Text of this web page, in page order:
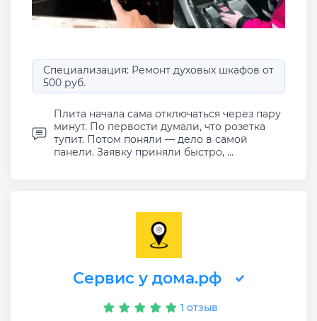
Специализация: Ремонт духовых шкафов от
500 руб.
Плита начала сама отключаться через пару
минут. По первости думали, что розетка
тупит. Потом поняли — дело в самой
панели. Заявку приняли быстро, ...
Сервис у дома.рф
1 отзыв